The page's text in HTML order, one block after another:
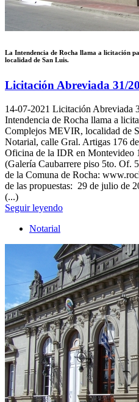
La Intendencia de Rocha llama a licitación
localidad de San Luis.
Licitación Abreviada 31/
14-07-2021 Licitación Abreviada
Intendencia de Rocha llama a
Complejos MEVIR, localidad de
Notarial, calle Gral. Artigas 176
Oficina de la IDR en Montevideo
(Galería Caubarrere piso 5to. Of.
de la Comuna de Rocha:
de las propuestas: 29 de julio de
(...)
Seguir leyendo
Notarial